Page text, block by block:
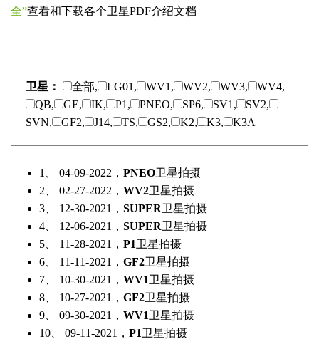
全”查看和下载各个卫星PDF介绍文档
卫星： 全部, LG01, WV1, WV2, WV3,
WV4,
QB,
GE, IK, P1, PNEO, SP6, SV1,
SV2,
SVN,
GF2, J14, TS, GS2, K2, K3, K3A
1、 04-09-2022， PNEO卫星拍摄
2、 02-27-2022， WV2卫星拍摄
3、 12-30-2021， SUPER卫星拍摄
4、 12-06-2021， SUPER卫星拍摄
5、 11-28-2021， P1卫星拍摄
6、 11-11-2021， GF2卫星拍摄
7、 10-30-2021， WV1卫星拍摄
8、 10-27-2021， GF2卫星拍摄
9、 09-30-2021， WV1卫星拍摄
10、 09-11-2021， P1卫星拍摄